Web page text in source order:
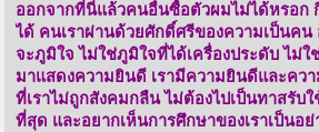
ออกจากที่นี่แล้วคนอื่นซื้อตัวผมไม่ได้หรอก
ได้ คนเราผ่านด้วยศักดิ์ศรีของความเป็นคน
จะภูมิใจ ไม่ใช่ภูมิใจที่ได้เครื่องประดับ ไม่ใ
มาแสดงความยินดี เรามีความยินดีและควา
ที่เราไม่ถูกสังคมกลืน ไม่ต้องไปเป็นทาสรั
ที่สุด และอยากเห็นการศึกษาของเราเป็นอย่